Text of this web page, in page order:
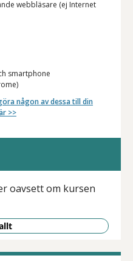
webbläsare (ej Internet
smartphone
någon av dessa till din
>>
oavsett om kursen